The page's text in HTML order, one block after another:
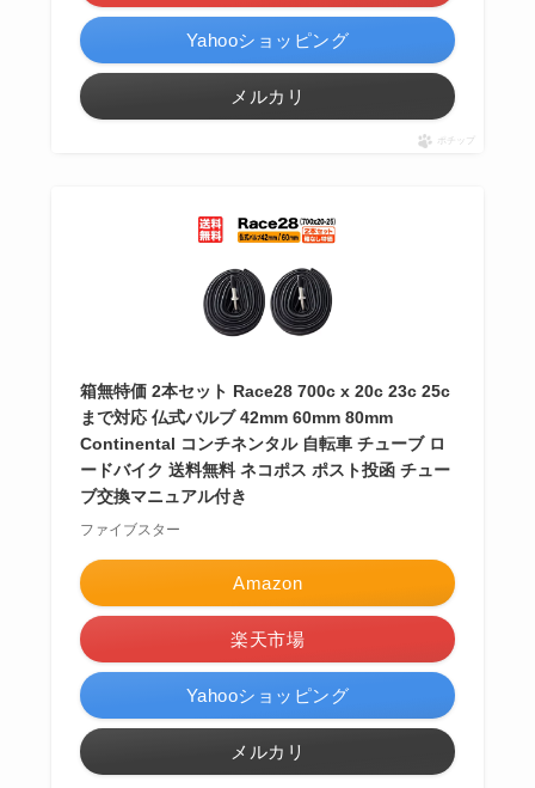
Yahooショッピング
メルカリ
ポチップ
箱無特価 2本セット Race28 700c x 20c 23c 25c
まで対応 仏式バルブ 42mm 60mm 80mm
Continental コンチネンタル 自転車 チューブ ロ
ードバイク 送料無料 ネコポス ポスト投函 チュー
ブ交換マニュアル付き
ファイブスター
Amazon
楽天市場
Yahooショッピング
メルカリ